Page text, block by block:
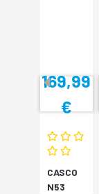
169,99
€
CASCO
N53